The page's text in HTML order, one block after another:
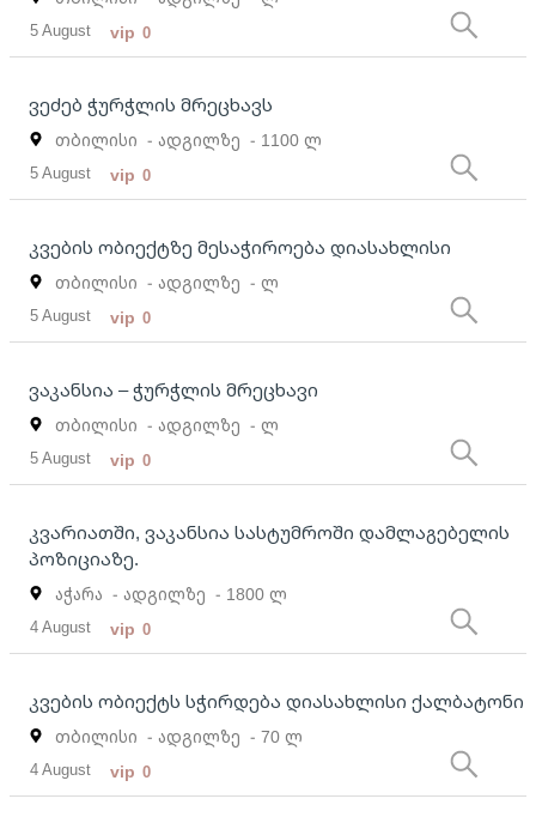
5 August vip 0
ვეძებ ჭურჭლის მრეცხავს
თბილისი - ადგილზე - 1100 ლ
5 August vip 0
კვების ობიექტზე მესაჭიროება დიასახლისი
თბილისი - ადგილზე - ლ
5 August vip 0
ვაკანსია – ჭურჭლის მრეცხავი
თბილისი - ადგილზე - ლ
5 August vip 0
კვარიათში, ვაკანსია სასტუმროში დამლაგებელის
პოზიციაზე.
აჭარა - ადგილზე - 1800 ლ
4 August vip 0
კვების ობიექტს სჭირდება დიასახლისი ქალბატონი
თბილისი - ადგილზე - 70 ლ
4 August vip 0